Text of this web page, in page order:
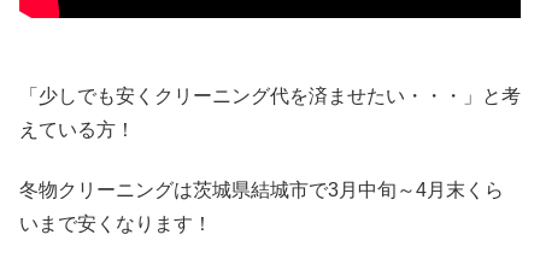
「少しでも安くクリーニング代を済ませたい・・・」と考
えている方！
冬物クリーニングは茨城県結城市で3月中旬～4月末くら
いまで安くなります！